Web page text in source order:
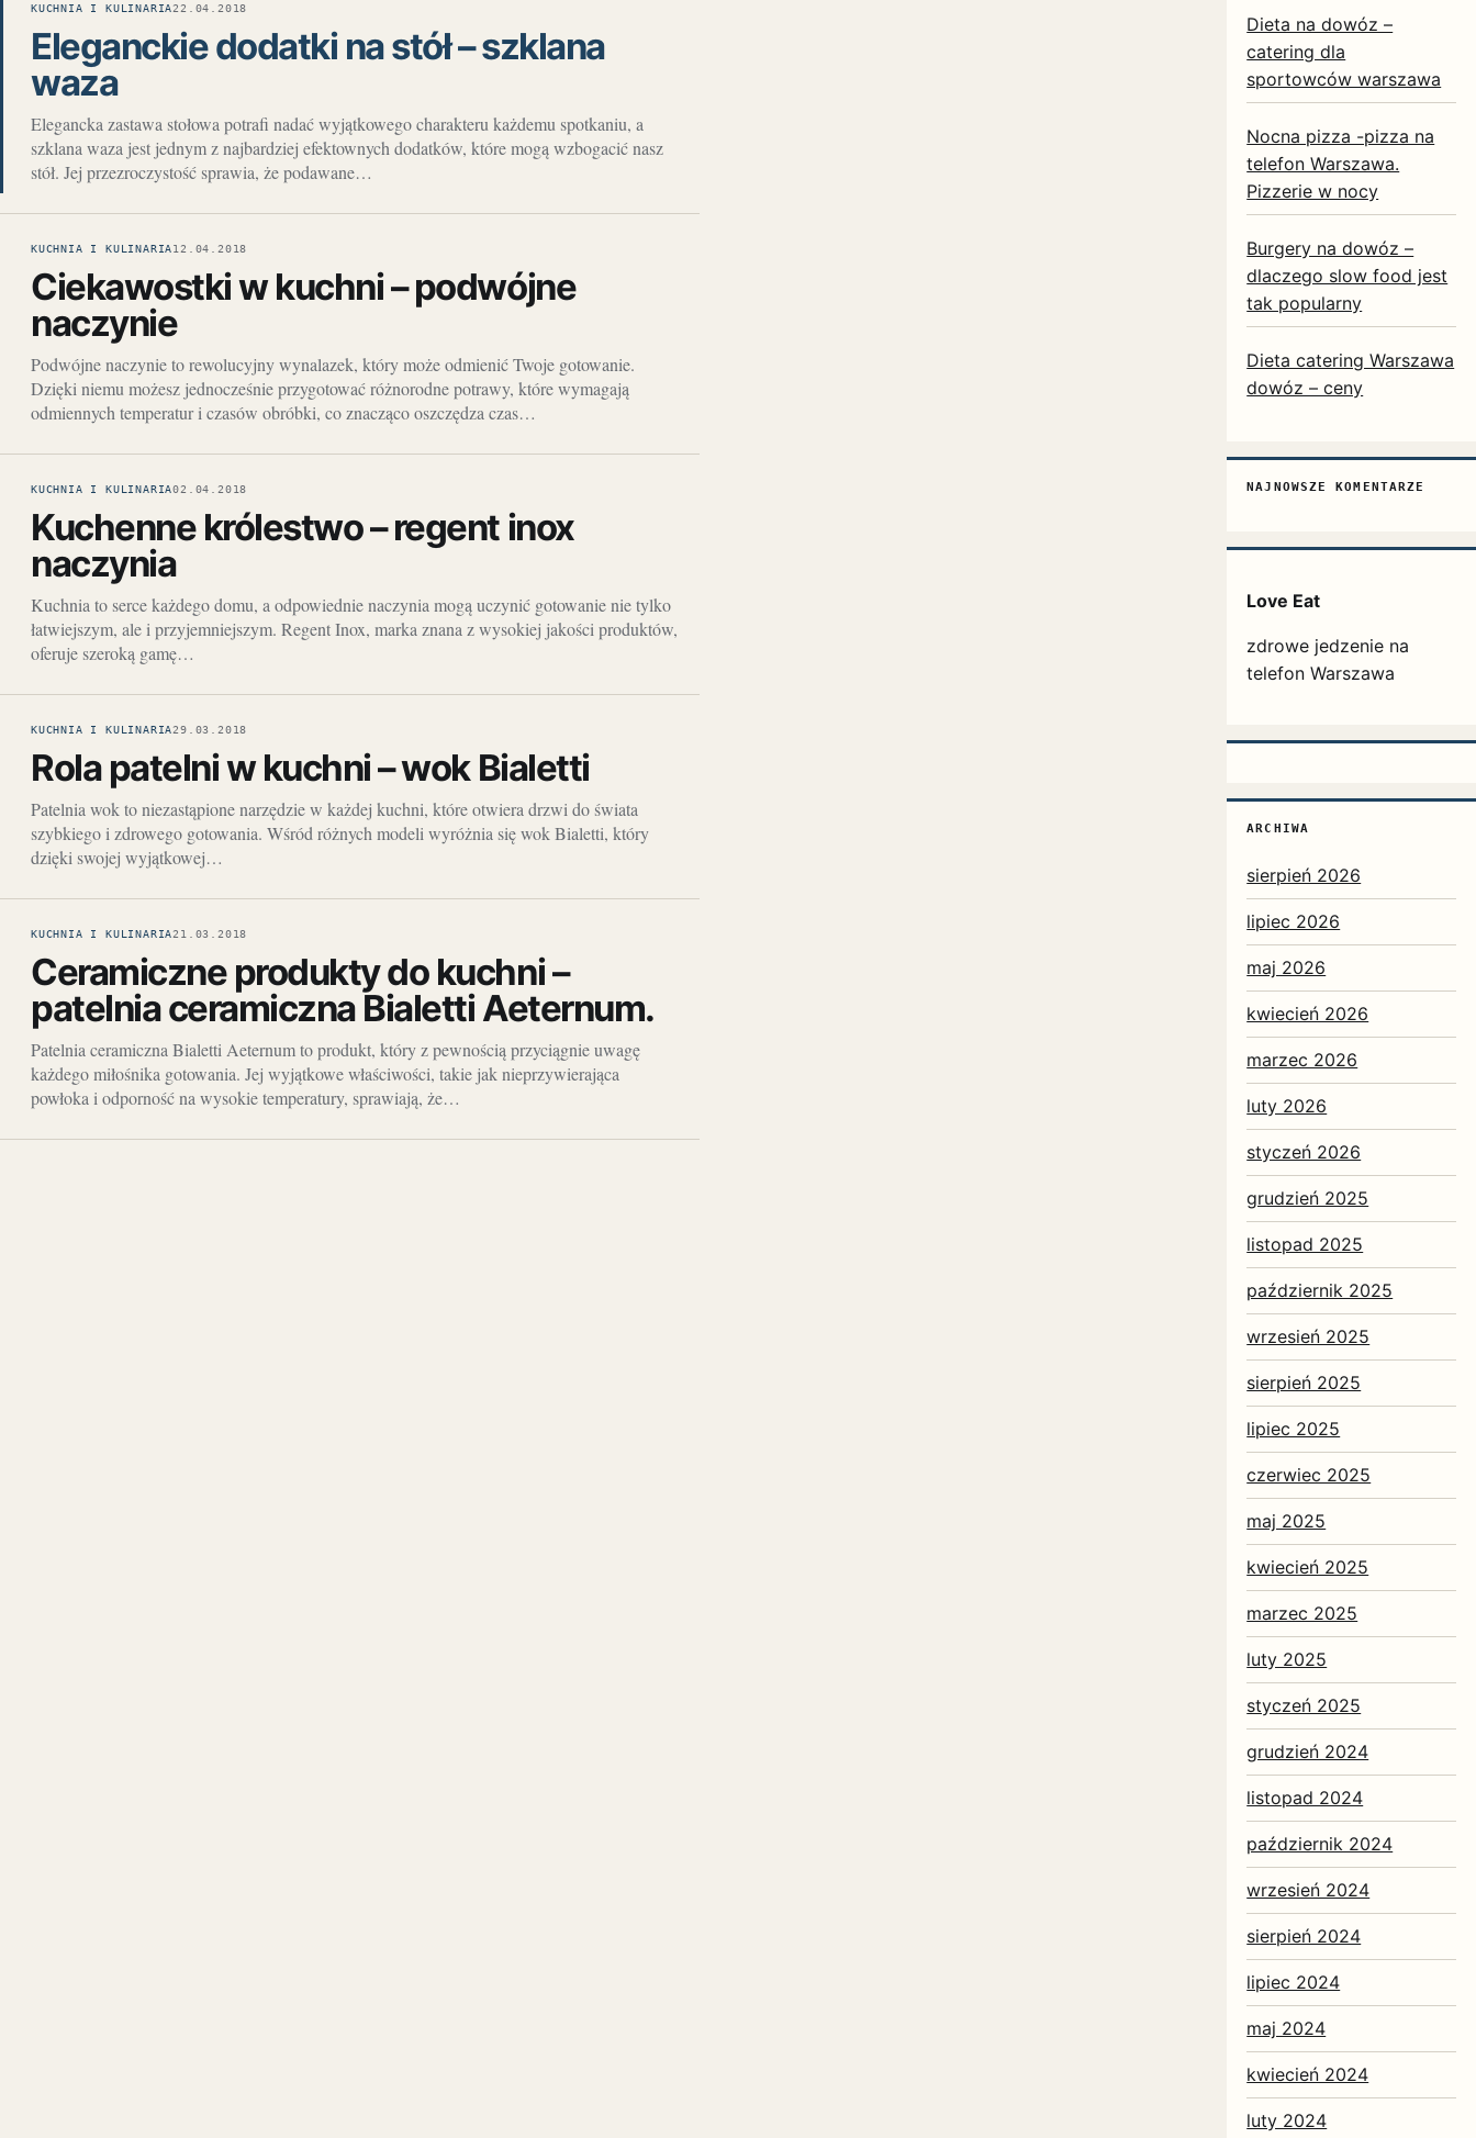
KUCHNIA I KULINARIA22.04.2018
Eleganckie dodatki na stół – szklana
waza
Elegancka zastawa stołowa potrafi nadać wyjątkowego charakteru każdemu spotkaniu, a
szklana waza jest jednym z najbardziej efektownych dodatków, które mogą wzbogacić nasz
stół. Jej przezroczystość sprawia, że podawane…
KUCHNIA I KULINARIA12.04.2018
Ciekawostki w kuchni – podwójne
naczynie
Podwójne naczynie to rewolucyjny wynalazek, który może odmienić Twoje gotowanie.
Dzięki niemu możesz jednocześnie przygotować różnorodne potrawy, które wymagają
odmiennych temperatur i czasów obróbki, co znacząco oszczędza czas…
KUCHNIA I KULINARIA02.04.2018
Kuchenne królestwo – regent inox
naczynia
Kuchnia to serce każdego domu, a odpowiednie naczynia mogą uczynić gotowanie nie tylko
łatwiejszym, ale i przyjemniejszym. Regent Inox, marka znana z wysokiej jakości produktów,
oferuje szeroką gamę…
KUCHNIA I KULINARIA29.03.2018
Rola patelni w kuchni – wok Bialetti
Patelnia wok to niezastąpione narzędzie w każdej kuchni, które otwiera drzwi do świata
szybkiego i zdrowego gotowania. Wśród różnych modeli wyróżnia się wok Bialetti, który
dzięki swojej wyjątkowej…
KUCHNIA I KULINARIA21.03.2018
Ceramiczne produkty do kuchni –
patelnia ceramiczna Bialetti Aeternum.
Patelnia ceramiczna Bialetti Aeternum to produkt, który z pewnością przyciągnie uwagę
każdego miłośnika gotowania. Jej wyjątkowe właściwości, takie jak nieprzywierająca
powłoka i odporność na wysokie temperatury, sprawiają, że…
Dieta na dowóz –
catering dla
sportowców warszawa
Nocna pizza -pizza na
telefon Warszawa.
Pizzerie w nocy
Burgery na dowóz –
dlaczego slow food jest
tak popularny
Dieta catering Warszawa
dowóz – ceny
NAJNOWSZE KOMENTARZE
Love Eat
zdrowe jedzenie na
telefon Warszawa
ARCHIWA
sierpień 2026
lipiec 2026
maj 2026
kwiecień 2026
marzec 2026
luty 2026
styczeń 2026
grudzień 2025
listopad 2025
październik 2025
wrzesień 2025
sierpień 2025
lipiec 2025
czerwiec 2025
maj 2025
kwiecień 2025
marzec 2025
luty 2025
styczeń 2025
grudzień 2024
listopad 2024
październik 2024
wrzesień 2024
sierpień 2024
lipiec 2024
maj 2024
kwiecień 2024
luty 2024